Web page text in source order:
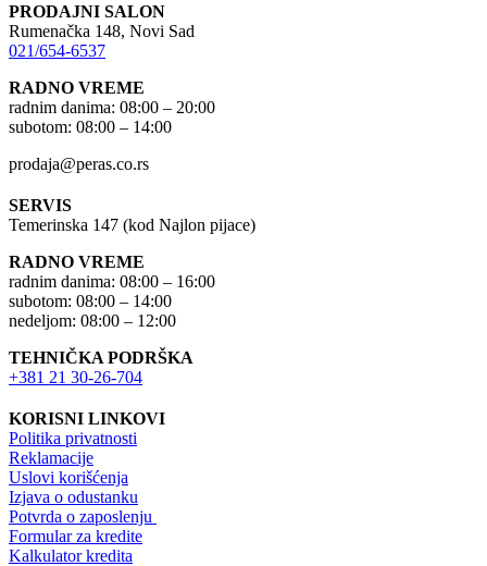
PRODAJNI SALON
Rumenačka 148, Novi Sad
021/654-6537
RADNO VREME
radnim danima: 08:00 – 20:00
subotom: 08:00 – 14:00
prodaja@peras.co.rs
SERVIS
Temerinska 147 (kod Najlon pijace)
RADNO VREME
radnim danima: 08:00 – 16:00
subotom: 08:00 – 14:00
nedeljom: 08:00 – 12:00
TEHNIČKA PODRŠKA
+381 21 30-26-704
KORISNI LINKOVI
Politika privatnosti
Reklamacije
Uslovi korišćenja
Izjava o odustanku
Potvrda o zaposlenju
Formular za kredite
Kalkulator kredita